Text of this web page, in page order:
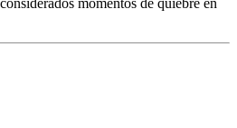
momentos de quiebre en